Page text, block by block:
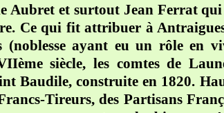
Aubret et surtout Jean Ferrat
Ce qui fit attribuer à
ayant eu un rôle en
siècle, les comtes de
Baudile, construite en 1820.
Tireurs, des Partisans